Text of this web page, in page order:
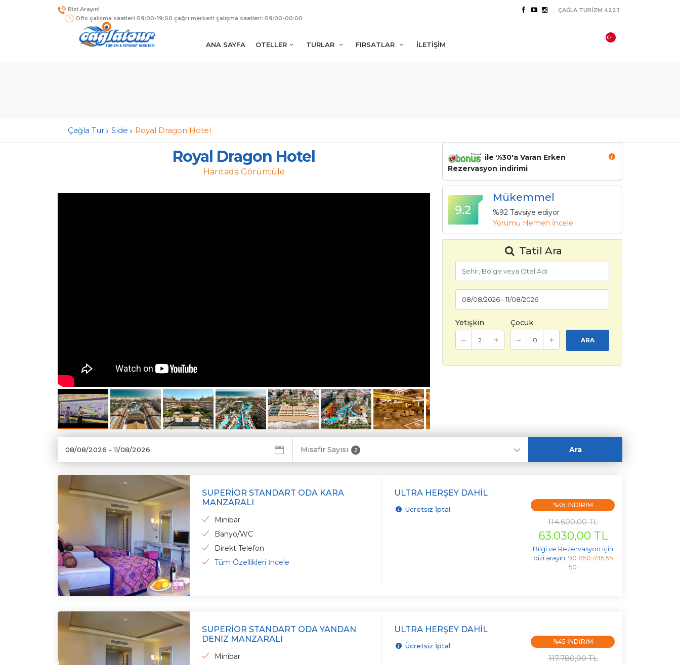
Bizi Arayın!
Ofis çalışma saatleri 09:00-19:00 çağrı merkezi çalışma saatleri: 09:00-00:00
ÇAĞLA TURİZM 4223
ANA SAYFA OTELLER TURLAR FIRSATLAR İLETİŞİM
Çağla Tur Side Royal Dragon Hotel
Royal Dragon Hotel
Haritada Görüntüle
ile %30'a Varan Erken
Rezervasyon indirimi
9.2
Mükemmel
%92 Tavsiye ediyor
Yorumu Hemen İncele
Tatil Ara
Yetişkin Çocuk
ARA
Misafir Sayısı 2
SUPERIOR STANDART ODA KARA
MANZARALI
Minibar
Banyo/WC
Direkt Telefon
Tüm Özellikleri İncele
ULTRA HERŞEY DAHIL
Ücretsiz İptal
%45 INDIRIM
114.600,00 TL
63.030,00 TL
Bilgi ve Rezervasyon için
bizi arayın. 90 850 495 55
50
SUPERIOR STANDART ODA YANDAN
DENIZ MANZARALI
Minibar
ULTRA HERŞEY DAHIL
Ücretsiz İptal
%45 INDIRIM
117.780,00 TL